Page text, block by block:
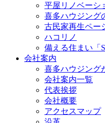
平屋リノベーシ
喜多ハウジング
古民家再生ペー
ハコリノ
備える住まい「
会社案内
喜多ハウジング
会社案内一覧
代表挨拶
会社概要
アクセスマップ